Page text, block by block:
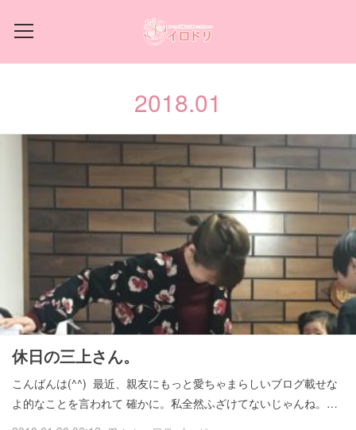
2018.01
休日の三上さん。
こんばんは(^^) 最近、親友にもっと愛ちゃまらしいブログ載せな
よ的なことを言われて 確かに。私全然ふざけてないじゃんね。…